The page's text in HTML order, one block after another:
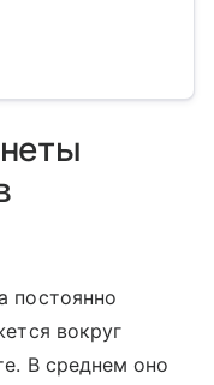
постоянно
вокруг
В среднем оно